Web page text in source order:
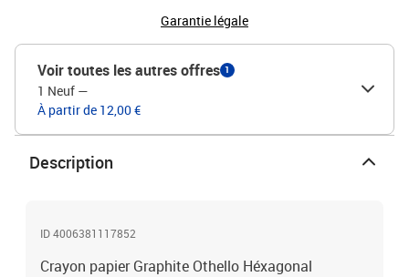
Garantie légale
Voir toutes les autres offres 1
1 Neuf —
À partir de 12,00 €
Description
ID 4006381117852
Crayon papier Graphite Othello Héxagonal